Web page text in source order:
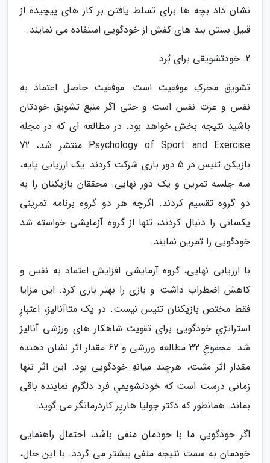
نشان داد بچه ها برای تسلط یافتن بر کار های پیچیده از
قبیل بستن بند های کفش از خودگویی استفاده می نمایند.
2. خودتشویقی برای بُرد
تشویق محرکِ موفقیت است. موفقیت حاصل اعتماد به
نفس و عزت نفس است و حتی اگر منبع تشویق خودتان
باشید نتیجه بخش خواهد بود. در مطالعه ای که در مجله
Psychology of Sport and Exercise منتشر شد، 72
بازیکن تنیس در 5 دور بازی شرکت کردند: یک ارزیابی پایه،
سه جلسه تمرین و یک دور نهایی. محققان بازیکنان را به
دو گروه تقسیم کردند. اگرچه هر دو گروه برنامه تمرینی
یکسانی را دنبال کردند، تنها از گروه آزمایشی خواسته شد
خودگویی را تمرین نمایند.
با ارزیابی نهایی، گروه آزمایشی افزایش اعتماد به نفس و
کاهش اضطراب داشت و بازی را بهتر بازی کرد. این مزایا
فقط مختص بازیکنان تنیس نیست. در یک متاآنالیز، اعتبارِ
استراتژیِ خودگویی برای تقویت شاهکار های ورزشی آنالیز
شد. مجموعِ 32 مطالعه ورزشی و 62 مقدار اثر نشان دهنده
مقدار اثر مثبت، هرچند میانهِ خودگویی بود. این اثر تنها
زمانی درست است که خودتشویقیِ فرد دلگرم نماینده باقی
بماند. همانطور که دکتر جولیا هارپِر کاردرمانگر می گوید:
اگر خودگوییِ ما با خودمان منفی باشد، احتمال راهنمایی
خودمان به سمت نتیجه منفی بیشتر می گردد. با این حال،